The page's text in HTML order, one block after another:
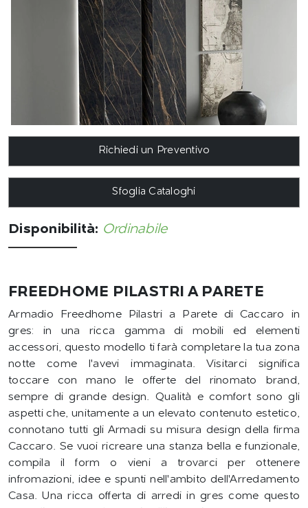
Richiedi un Preventivo
Sfoglia Cataloghi
Disponibilità: Ordinabile
FREEDHOME PILASTRI A PARETE
Armadio Freedhome Pilastri a Parete di Caccaro in
gres: in una ricca gamma di mobili ed elementi
accessori, questo modello ti farà completare la tua zona
notte come l'avevi immaginata. Visitarci significa
toccare con mano le offerte del rinomato brand,
sempre di grande design. Qualità e comfort sono gli
aspetti che, unitamente a un elevato contenuto estetico,
connotano tutti gli Armadi su misura design della firma
Caccaro. Se vuoi ricreare una stanza bella e funzionale,
compila il form o vieni a trovarci per ottenere
infromazioni, idee e spunti nell'ambito dell'Arredamento
Casa. Una ricca offerta di arredi in gres come questo